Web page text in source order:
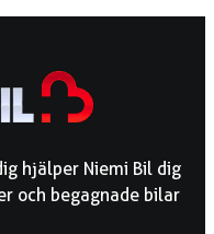
hjälper Niemi Bil dig
och begagnade bilar